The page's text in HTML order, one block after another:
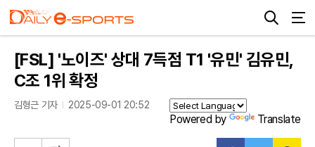
[FSL] '노이즈' 상대 7득점 T1 '유민' 김유민,
C조 1위 확정
김형근 기자 2025-09-01 20:52
Powered by Translate